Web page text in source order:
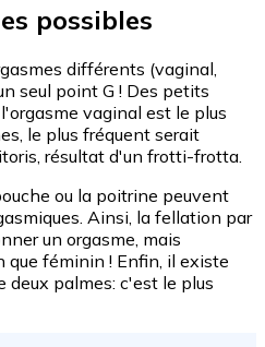
possibles
différents (vaginal,
seul point G ! Des petits
vaginal est le plus
le plus fréquent serait
résultat d'un frotti-frotta.
ou la poitrine peuvent
Ainsi, la fellation par
un orgasme, mais
féminin ! Enfin, il existe
deux palmes: c'est le plus